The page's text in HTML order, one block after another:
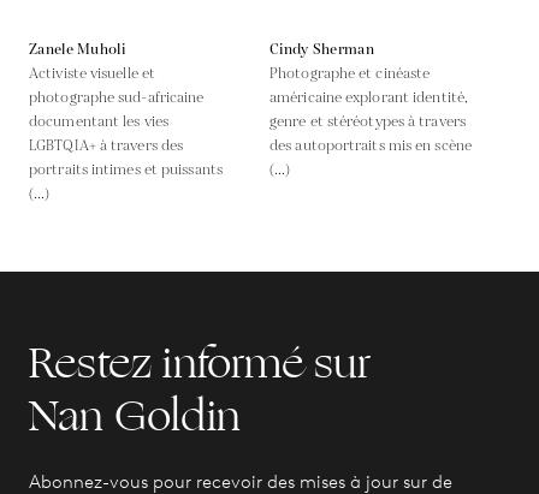
Zanele Muholi
Activiste visuelle et
photographe sud-africaine
documentant les vies
LGBTQIA+ à travers des
portraits intimes et puissants
(...)
Cindy Sherman
Photographe et cinéaste
américaine explorant identité,
genre et stéréotypes à travers
des autoportraits mis en scène
(...)
Restez informé sur
Nan Goldin
Abonnez-vous pour recevoir des mises à jour sur de